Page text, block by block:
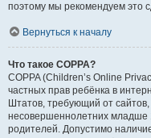
поэтому мы рекомендуем это
Вернуться к началу
Что такое COPPA?
COPPA (Children’s Online
частных прав ребёнка в
Штатов, требующий от
несовершеннолетних младше
родителей. Допустимо